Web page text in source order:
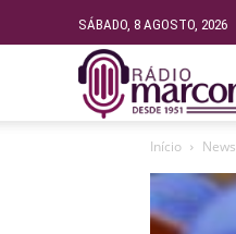
SÁBADO, 8 AGOSTO, 2026
Início News